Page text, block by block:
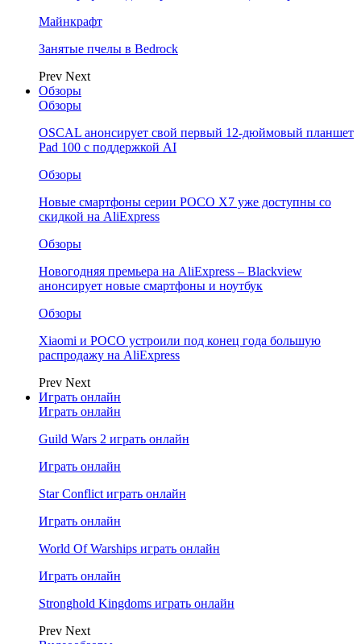
Майнкрафт
Занятые пчелы в Bedrock
Prev Next
Обзоры
Обзоры
OSCAL анонсирует свой первый 12-дюймовый планшет
Pad 100 с поддержкой AI
Обзоры
Новые смартфоны серии POCO X7 уже доступны со
скидкой на AliExpress
Обзоры
Новогодняя премьера на AliExpress – Blackview
анонсирует новые смартфоны и ноутбук
Обзоры
Xiaomi и POCO устроили под конец года большую
распродажу на AliExpress
Prev Next
Играть онлайн
Играть онлайн
Guild Wars 2 играть онлайн
Играть онлайн
Star Conflict играть онлайн
Играть онлайн
World Of Warships играть онлайн
Играть онлайн
Stronghold Kingdoms играть онлайн
Prev Next